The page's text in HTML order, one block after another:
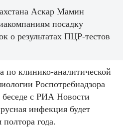
Аскар Мамин
посадку
о результатах ПЦР-тестов
по клинико-аналитической
Роспотребнадзора
с РИА Новости
инфекция будет
года.